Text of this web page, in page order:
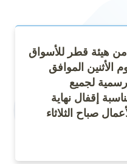
من هيئة قطر للأسواق
الأثنين الموافق
٢٠٢٤ عطلة رسمية لجميع
إقفال نهاية
صباح الثلاثاء